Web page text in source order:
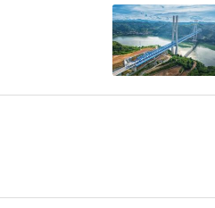
注销手续。
人员持续学
固树立风险合
勤勉履职。